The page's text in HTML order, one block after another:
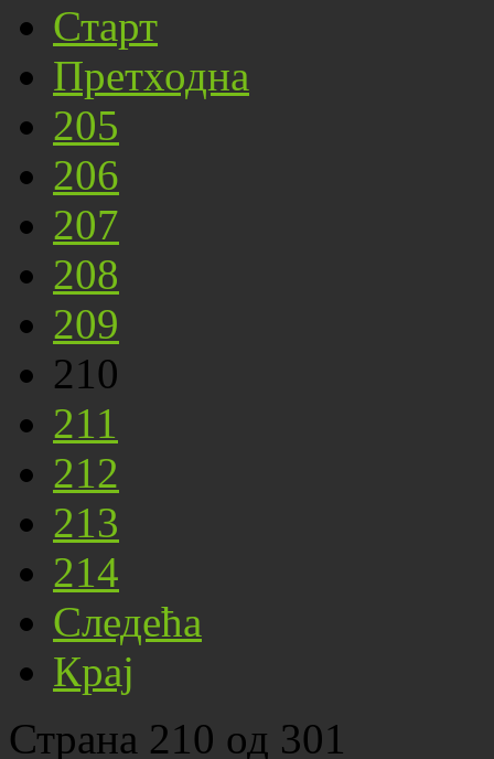
Старт
Претходна
205
206
207
208
209
210
211
212
213
214
Следећа
Крај
Страна 210 од 301